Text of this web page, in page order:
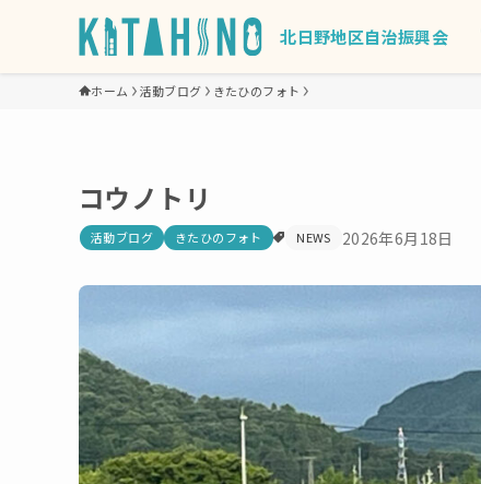
北日野地区自治振興会
ホーム 活動ブログ きたひのフォト
コウノトリ
活動ブログ きたひのフォト NEWS 2026年6月18日